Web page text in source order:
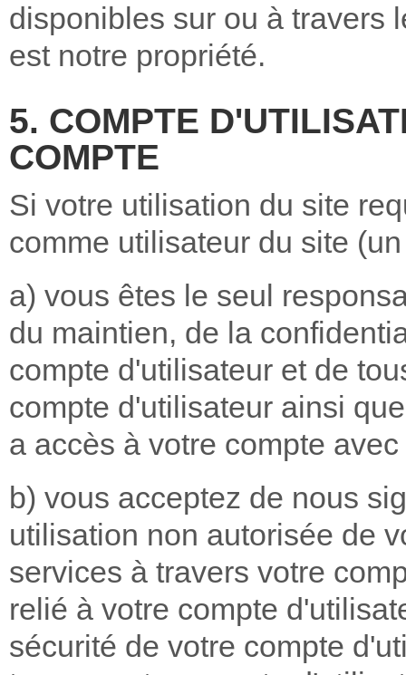
disponibles sur ou à travers
est notre propriété.
5. COMPTE
COMPTE
Si votre utilisation du site
comme utilisateur du site
a) vous êtes le seul
du maintien, de la
compte d'utilisateur et de
compte d'utilisateur ainsi
a accès à votre compte
b) vous acceptez de nous
utilisation non autorisée de
services à travers votre
relié à votre compte
sécurité de votre compte